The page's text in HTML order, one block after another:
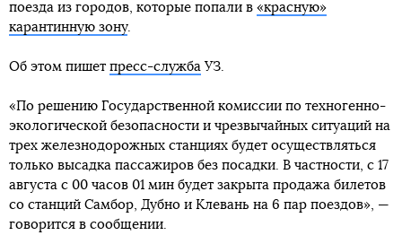
поезда из городов, которые попали в «красную»
карантинную зону.
Об этом пишет пресс-служба УЗ.
«По решению Государственной комиссии по техногенно-
экологической безопасности и чрезвычайных ситуаций на
трех железнодорожных станциях будет осуществляться
только высадка пассажиров без посадки. В частности, с 17
августа с 00 часов 01 мин будет закрыта продажа билетов
со станций Самбор, Дубно и Клевань на 6 пар поездов», —
говорится в сообщении.